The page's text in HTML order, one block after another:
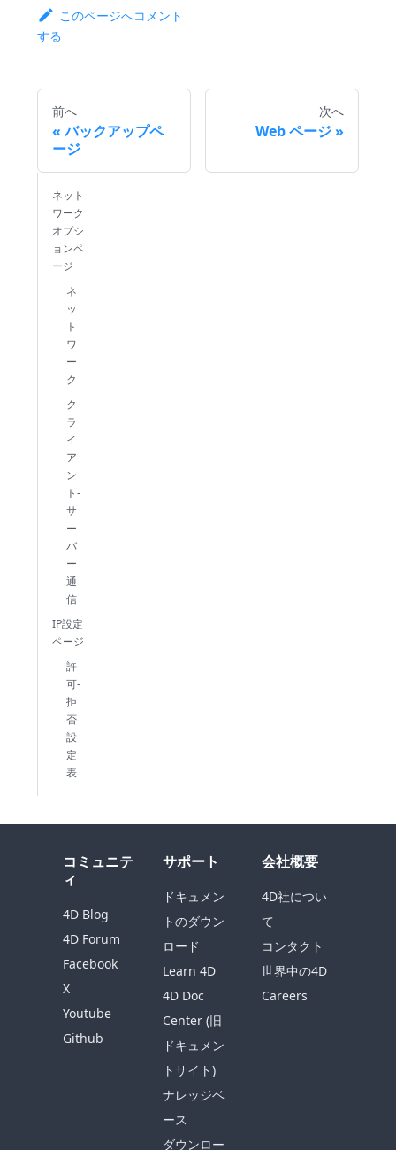
このページへコメント
する
前へ
バックアップペ
ージ
次へ
Web ページ
ネット
ワーク
オプシ
ョンペ
ージ
ネ
ッ
ト
ワ
ー
ク
ク
ラ
イ
ア
ン
ト-
サ
ー
バ
ー
通
信
IP設定
ページ
許
可-
拒
否
設
定
表
コミュニテ
ィ
4D Blog
4D Forum
Facebook
X
Youtube
Github
サポート
ドキュメン
トのダウン
ロード
Learn 4D
4D Doc
Center (旧
ドキュメン
トサイト)
ナレッジベ
ース
ダウンロー
会社概要
4D社につい
て
コンタクト
世界中の4D
Careers